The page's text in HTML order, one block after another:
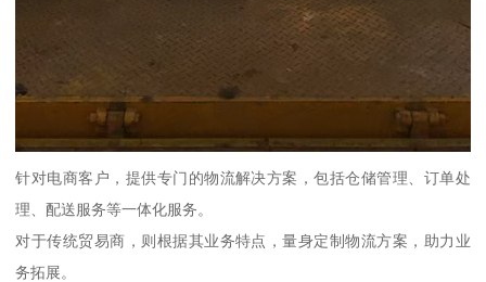
针对电商客户，提供专门的物流解决方案，包括仓储管理、订单处
理、配送服务等一体化服务。
对于传统贸易商，则根据其业务特点，量身定制物流方案，助力业
务拓展。